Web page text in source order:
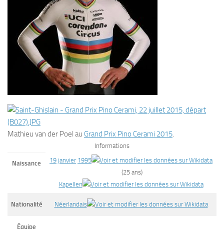
Mathieu van der Poel au Grand Prix Pino Cerami 2015.
Informations
Naissance 19 janvier 1995
(25 ans)
Kapellen
Nationalité Néerlandais
Équipe